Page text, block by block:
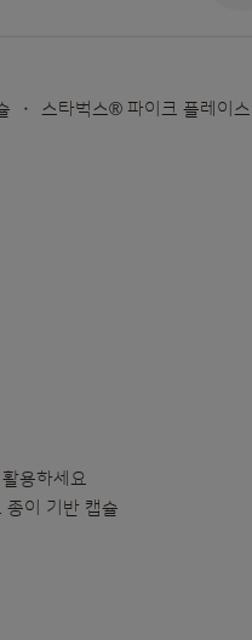
스타벅스® 파이크 플레이
용하세요
종이 기반 캡슐